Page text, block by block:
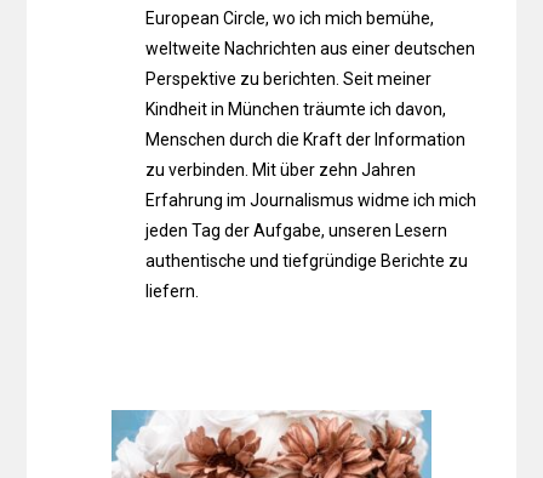
European Circle, wo ich mich bemühe,
weltweite Nachrichten aus einer deutschen
Perspektive zu berichten. Seit meiner
Kindheit in München träumte ich davon,
Menschen durch die Kraft der Information
zu verbinden. Mit über zehn Jahren
Erfahrung im Journalismus widme ich mich
jeden Tag der Aufgabe, unseren Lesern
authentische und tiefgründige Berichte zu
liefern.